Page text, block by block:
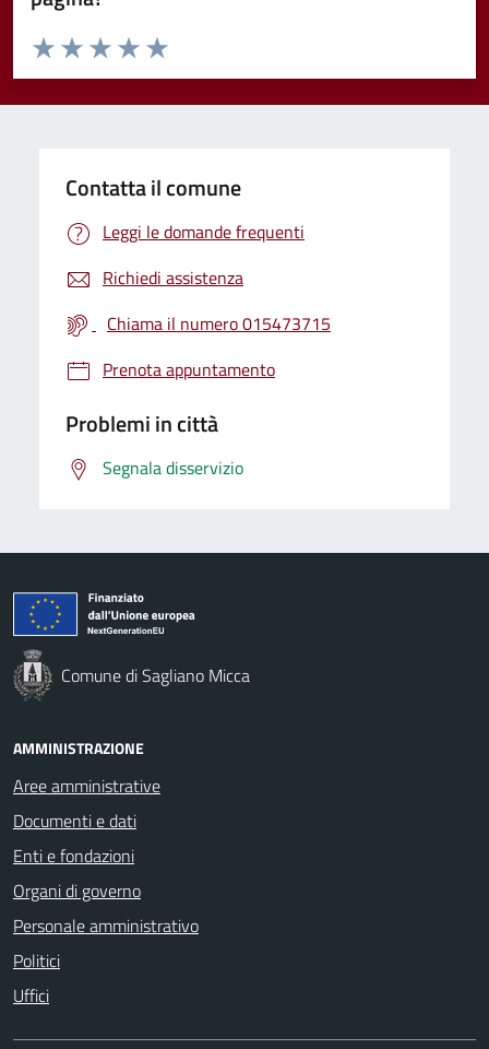
Valuta da 1 a 5 stelle la pagina
Valuta 5 stelle su 5
Valuta 4 stelle su 5
Valuta 3 stelle su 5
Valuta 2 stelle su 5
Valuta 1 stelle su 5
Contatta il comune
Leggi le domande frequenti
Richiedi assistenza
Chiama il numero 015473715
Prenota appuntamento
Problemi in città
Segnala disservizio
Comune di Sagliano Micca
AMMINISTRAZIONE
Aree amministrative
Documenti e dati
Enti e fondazioni
Organi di governo
Personale amministrativo
Politici
Uffici